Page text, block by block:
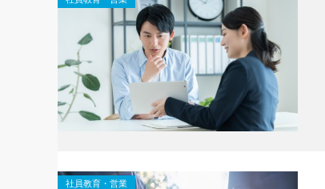
社員教育・営業